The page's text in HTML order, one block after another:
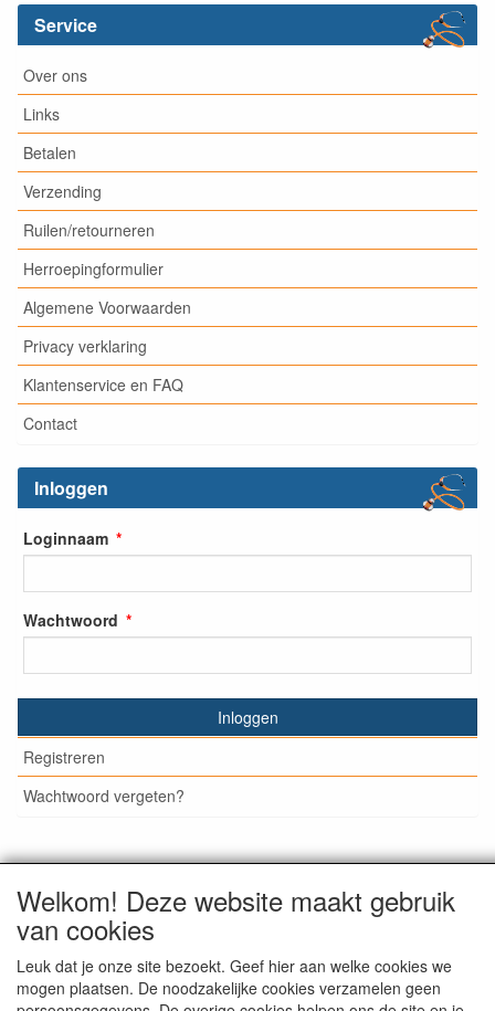
Service
Over ons
Links
Betalen
Verzending
Ruilen/retourneren
Herroepingformulier
Algemene Voorwaarden
Privacy verklaring
Klantenservice en FAQ
Contact
Inloggen
Loginnaam
Wachtwoord
Inloggen
Registreren
Wachtwoord vergeten?
© Medisan Trading | Alblasserdam. Alle genoemde prijzen
zijn inclusief BTW en exclusief
, tenzij anders
staat aangegeven.
Welkom! Deze website maakt gebruik
van cookies
Leuk dat je onze site bezoekt. Geef hier aan welke cookies we
mogen plaatsen. De noodzakelijke cookies verzamelen geen